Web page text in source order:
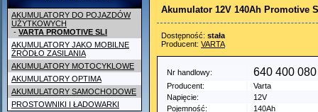
AKUMULATORY DO POJAZDÓW
UŻYTKOWYCH
- VARTA PROMOTIVE SLI
AKUMULATORY JAKO MOBILNE
ŹRÓDŁO ZASILANIA
AKUMULATORY MOTOCYKLOWE
AKUMULATORY OPTIMA
AKUMULATORY SAMOCHODOWE
PROSTOWNIKI I ŁADOWARKI
Akumulator 12V 140Ah Promotive
Dostępność: stała
Producent: VARTA
Nr handlowy: 640 400 080
Producent:
Varta
Napięcie:
12V
Pojemność:
140Ah